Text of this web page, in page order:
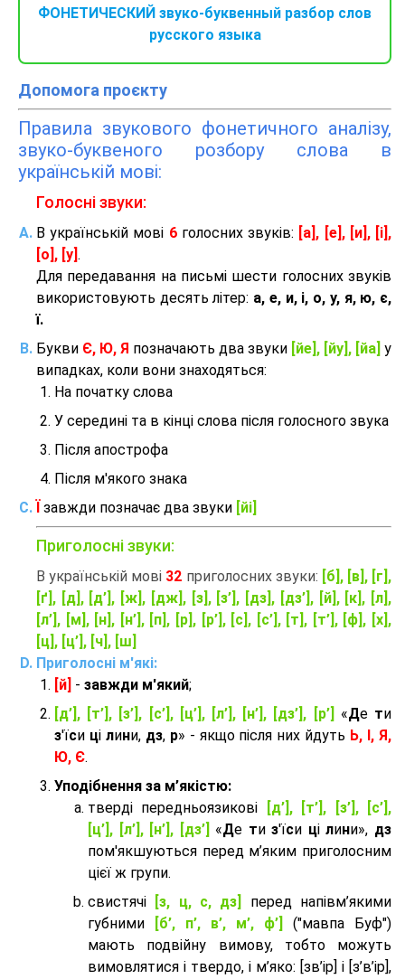
ФОНЕТИЧЕСКИЙ звуко-буквенный разбор слов
русского языка
Допомога проєкту
Правила звукового фонетичного аналізу,
звуко-буквеного розбору слова в
українській мові:
Голосні звуки:
В українській мові 6голосних звуків:
[а], [е], [и], [і],
[о], [у] .
Для передавання на письмі шести голосних звуків
використовують десять літер: а, е, и, і, о, у, я, ю, є,
ї.
Букви Є, Ю, Я позначають два звуки [йе], [йу], [йа] у
випадках, коли вони знаходяться:
На початку слова
У середині та в кінці слова після голосного звука
Після апострофа
Після м'якого знака
завжди позначає два звуки [йі]
Приголосні звуки:
В українській мові 32 приголосних звуки: [б], [в], [г],
[ґ], [д], [д’], [ж], [дж], [з], [з’], [дз], [дз’], [й], [к], [л],
[л’], [м], [н], [н’], [п], [р], [р’], [с], [с’], [т], [т’], [ф], [х],
[ц], [ц’], [ч], [ш]
Приголосні м'які:
[й] - завжди м'який;
[д’], [т’], [з’], [с’], [ц’], [л’], [н’], [дз’], [р’]
«Де ти
з'їси ці лини, дз, р» - якщо після них йдуть Ь, І, Я,
Ю, Є.
Уподібнення за м’якістю:
тверді передньоязикові
[д’], [т’], [з’], [с’],
[ц’], [л’], [н’], [дз’] «Де тиз'їси цілини», дз
пом'якшуються перед м’яким приголосним
цієї ж групи.
cвистячі
[з, ц, с, дз]
перед напівм’якими
губними
[б’, п’, в’, м’, ф’]
("мавпа Буф")
мають подвійну вимову, тобто можуть
вимовлятися і твердо, і м’яко: [зв’ір] і [з’в’ір],